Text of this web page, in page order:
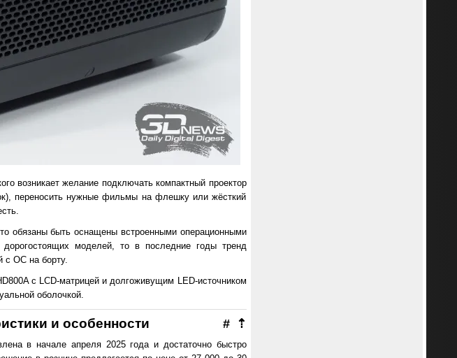
возникает желание подключать компактный проектор
переносить нужные фильмы на флешку или жёсткий
обязаны быть оснащены встроенными операционными
моделей, то в последние годы тренд
с ОС на борту.
с LCD-матрицей и долгоживущим LED-источником
оболочкой.
⇡
#
и особенности
в начале апреля 2025 года и достаточно быстро